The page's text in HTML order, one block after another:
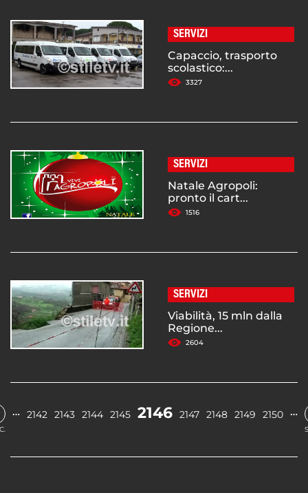
SERVIZI
Capaccio, trasporto
scolastico:...
3327
SERVIZI
Natale Agropoli:
pronto il cart...
1516
SERVIZI
Viabilità, 15 mln dalla
Regione...
2604
… 2142 2143 2144 2145 2146 2147 2148 2149 2150 …